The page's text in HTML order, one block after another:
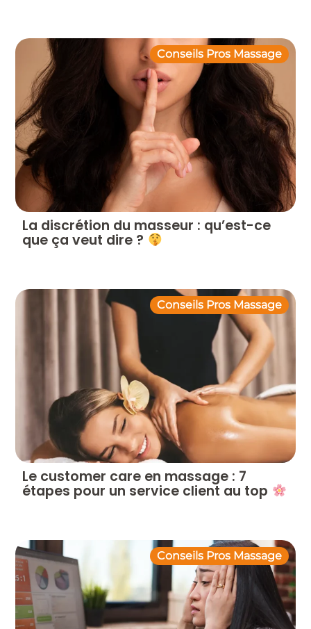
Conseils Pros Massage
La discrétion du masseur : qu’est-ce
que ça veut dire ?
Conseils Pros Massage
Le customer care en massage : 7
étapes pour un service client au top
Conseils Pros Massage